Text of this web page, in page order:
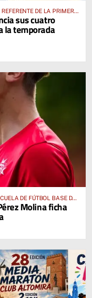
DE LA PRIMERA
sus cuatro
la temporada
DE FÚTBOL BASE DE
Molina ficha